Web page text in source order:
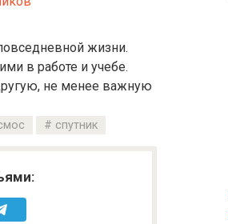
жизни.
в работе и учебе.
не менее важную
спутник